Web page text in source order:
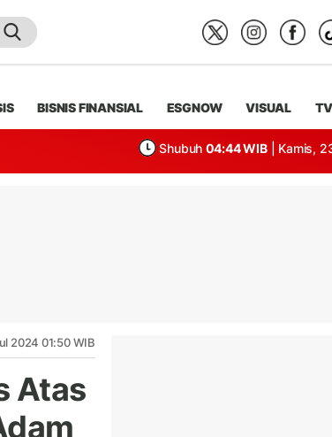
BISNIS FINANSIAL ESGNOW VISUAL TV
Shubuh 04:44 WIB | Kamis,
2024 01:50 WIB
Atas